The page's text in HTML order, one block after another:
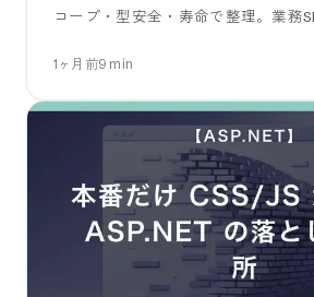
コープ・型安全・寿命で整理。業務
1ヶ月前9 min